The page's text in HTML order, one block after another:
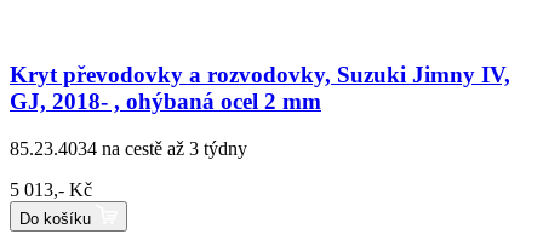
Kryt převodovky a rozvodovky, Suzuki Jimny IV,
GJ, 2018- , ohýbaná ocel 2 mm
85.23.4034 na cestě až 3 týdny
5 013,- Kč
Do košíku